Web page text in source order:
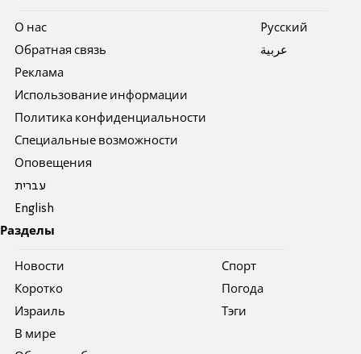
О нас
Обратная связь
Реклама
Использование информации
Политика конфиденциальности
Специальные возможности
Оповещения
עברית
English
Pусский
عربية
Разделы
Новости
Коротко
Израиль
В мире
Спорт
Погода
Тэги